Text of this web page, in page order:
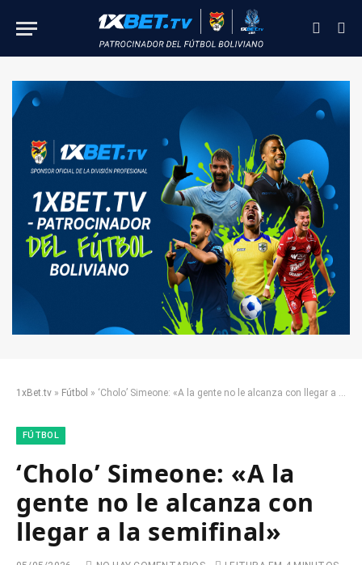
1xBet.tv » Fútbol » ‘Cholo’ Simeone: «A la gente no le alcanza con llegar a la semifinal»
FÚTBOL
‘Cholo’ Simeone: «A la
gente no le alcanza con
llegar a la semifinal»